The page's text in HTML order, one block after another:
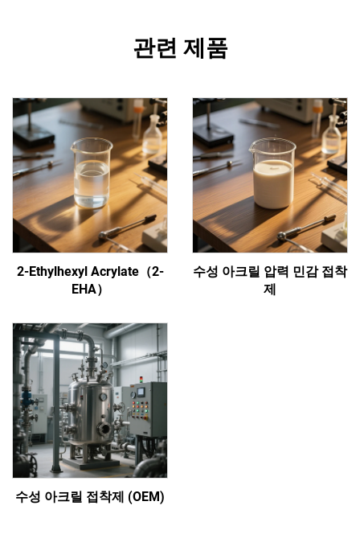
관련 제품
2-Ethylhexyl Acrylate（2-
EHA）
수성 아크릴 압력 민감 접착
제
수성 아크릴 접착제 (OEM)